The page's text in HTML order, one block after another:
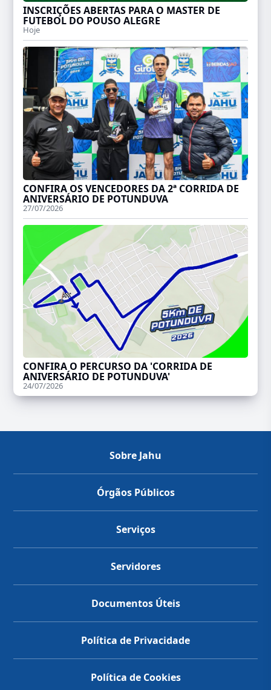
INSCRIÇÕES ABERTAS PARA O MASTER DE
FUTEBOL DO POUSO ALEGRE
Hoje
CONFIRA OS VENCEDORES DA 2ª CORRIDA DE
ANIVERSÁRIO DE POTUNDUVA
27/07/2026
CONFIRA O PERCURSO DA 'CORRIDA DE
ANIVERSÁRIO DE POTUNDUVA'
24/07/2026
Sobre Jahu
Órgãos Públicos
Serviços
Servidores
Documentos Úteis
Política de Privacidade
Política de Cookies